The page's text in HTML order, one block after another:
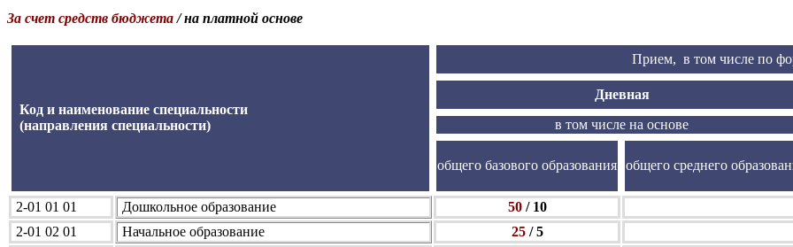
За счет средств бюджета/ на платной основе
Код и наименование специальности
(направления специальности)
Прием, в том числе по
Дневная
в том числе на основе
общего базового образования общего среднего
2-01 01 01 Дошкольное образование 50 / 10
2-01 02 01
Начальное образование 25 / 5